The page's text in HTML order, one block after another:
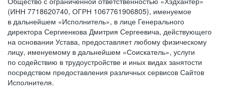
(ИНН 7718620740, ОГРН 1067761906805), именуемое
в дальнейшем «Исполнитель», в лице Генерального
директора Сергиенкова Дмитрия Сергеевича, действующего
на основании Устава, предоставляет любому физическому
лицу, именуемому в дальнейшем «Соискатель», услуги
по содействию в трудоустройстве и иных видах занятости
посредством предоставления различных сервисов Сайтов
Исполнителя.